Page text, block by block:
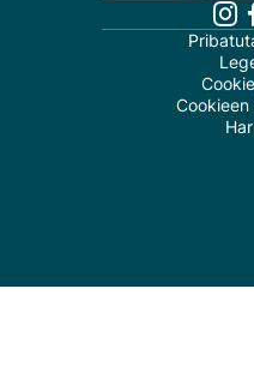
Cookieen